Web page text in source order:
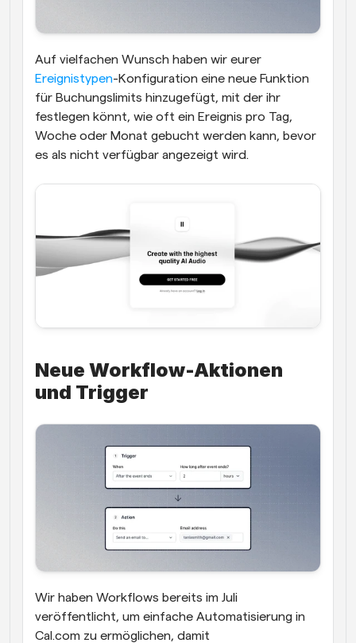
Ereignistypen-Konfiguration eine neue Funktion
für Buchungslimits hinzugefügt, mit der ihr
festlegen könnt, wie oft ein Ereignis pro Tag,
Woche oder Monat gebucht werden kann, bevor
es als nicht verfügbar angezeigt wird.
Neue Workflow-Aktionen
und Trigger
Wir haben Workflows bereits im Juli
veröffentlicht, um einfache Automatisierung in
Cal.com zu ermöglichen, damit